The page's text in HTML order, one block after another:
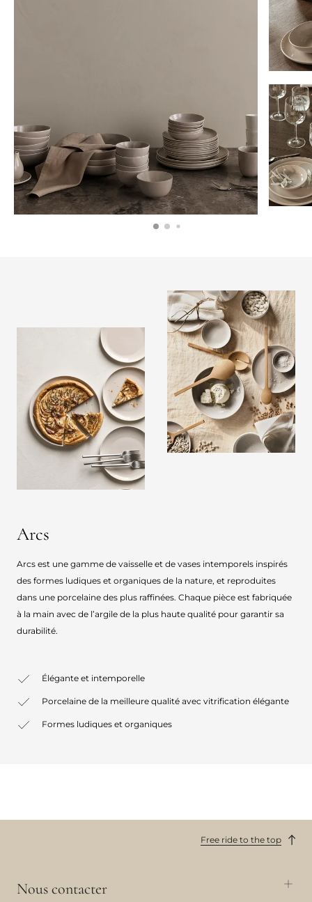
Arcs
Arcs est une gamme de vaisselle et de vases intemporels inspirés
des formes ludiques et organiques de la nature, et reproduites
dans une porcelaine des plus raffinées. Chaque pièce est fabriquée
à la main avec de l’argile de la plus haute qualité pour garantir sa
durabilité.
Élégante et intemporelle
Porcelaine de la meilleure qualité avec vitrification élégante
Formes ludiques et organiques
Free ride to the top
Nous contacter